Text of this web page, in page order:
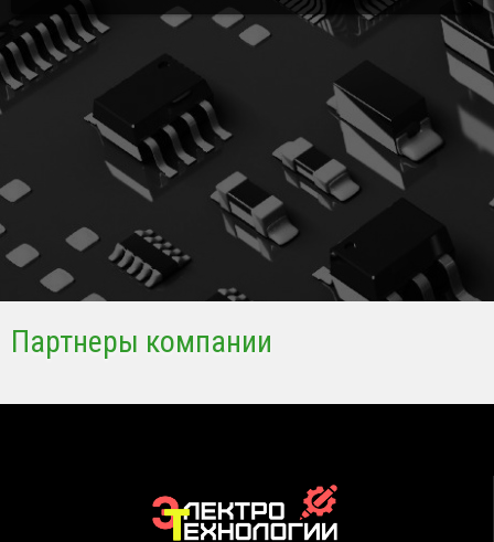
Партнеры компании